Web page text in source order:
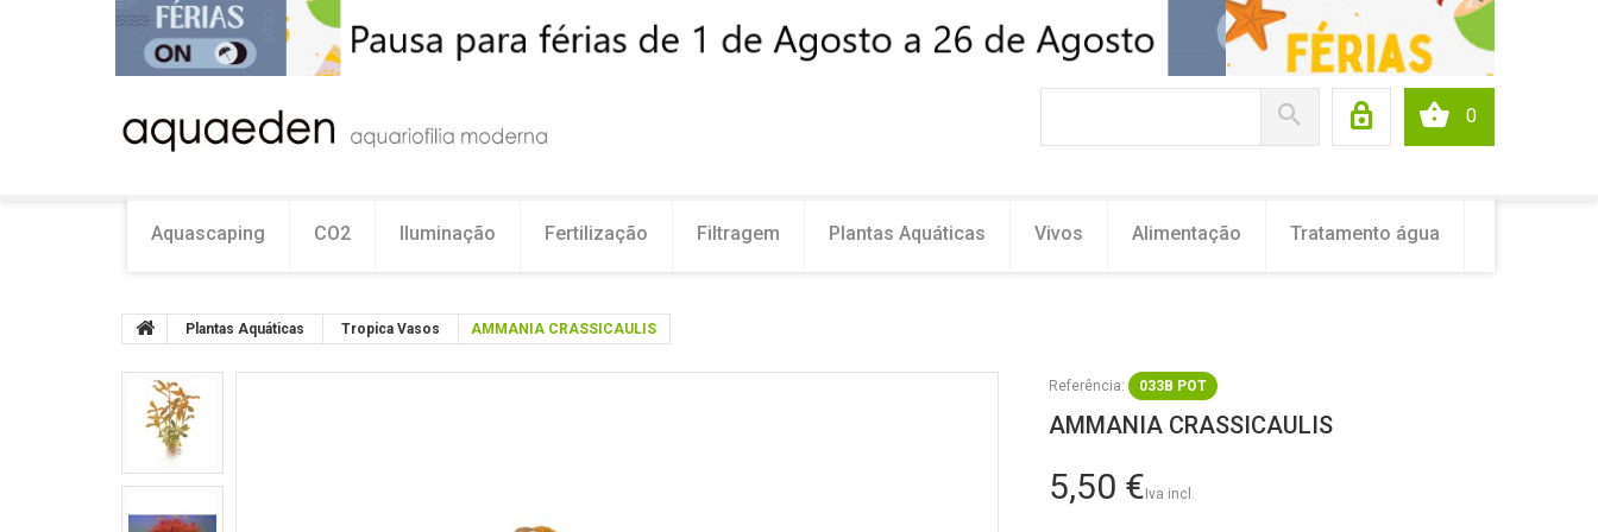
0
Aquascaping CO2 Iluminação Fertilização Filtragem Plantas Aquáticas Vivos Alimentação Tratamento água
Plantas Aquáticas Tropica Vasos AMMANIA CRASSICAULIS
Referência: 033B POT
AMMANIA CRASSICAULIS
5,50 €Iva incl.